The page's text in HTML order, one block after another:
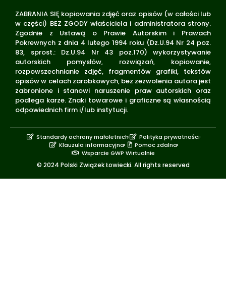
ZABRANIA SIĘ kopiowania zdjęć oraz opisów (w całości lub
w części) BEZ ZGODY właściciela i administratora strony.
Zgodnie z Ustawą o Prawie Autorskim i Prawach
Pokrewnych z dnia 4 lutego 1994 roku (Dz.U.94 Nr 24 poz.
83, sprost.: Dz.U.94 Nr 43 poz.170) wykorzystywanie
autorskich pomysłów, rozwiązań, kopiowanie,
rozpowszechnianie zdjęć, fragmentów grafiki, tekstów
opisów w celach zarobkowych, bez zezwolenia autora jest
zabronione i stanowi naruszenie praw autorskich oraz
podlega karze. Znaki towarowe i graficzne są własnością
odpowiednich firm i/lub instytucji.
© 2024 Polski Związek Łowiecki. All rights reserved
Standardy ochrony małoletnich
Polityka prywatności
Klauzula informacyjna
Pomoc zdalna
Wsparcie GWP Wirtualnie